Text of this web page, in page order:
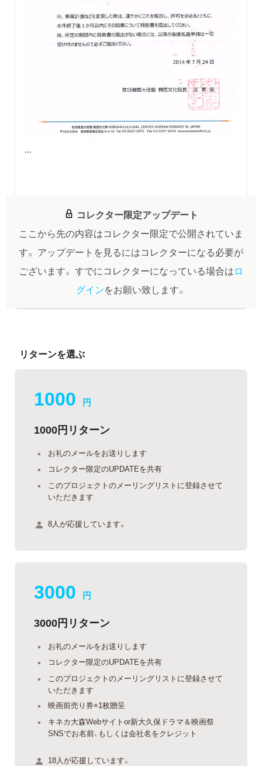
...
コレクター限定アップデート
ここから先の内容はコレクター限定で公開されていま
す。 アップデートを見るにはコレクターになる必要が
ございます。 すでにコレクターになっている場合はロ
グインをお願い致します。
リターンを選ぶ
1000 円
1000円リターン
お礼のメールをお送りします
コレクター限定のUPDATEを共有
このプロジェクトのメーリングリストに登録させて
いただきます
8人が応援しています。
3000 円
3000円リターン
お礼のメールをお送りします
コレクター限定のUPDATEを共有
このプロジェクトのメーリングリストに登録させて
いただきます
映画前売り券×1枚贈呈
キネカ大森Webサイトor新大久保ドラマ＆映画祭
SNSでお名前、もしくは会社名をクレジット
18人が応援しています。